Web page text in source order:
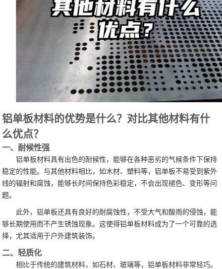
铝单板材料的优势是什么？对比其他材料有什
么优点？
一、耐候性强
铝单板材料具有出色的耐候性，能够在各种恶劣的气候条件下保持
稳定的性能。与其他材料相比，如木材、塑料等，铝单板不易受到紫外
线的辐射和腐蚀，能够长时间保持色彩稳定，不会出现褪色、变形等问
题。
此外，铝单板还具有良好的耐腐蚀性，不受大气和酸雨的侵蚀，能
够长期使用而不产生锈蚀现象。这使得铝单板材料成为了一个可靠的选
择，尤其适用于户外建筑装饰。
二、轻质化
相比于传统的建筑材料，如石材、玻璃等，铝单板材料非常轻巧。